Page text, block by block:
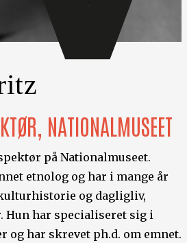
NATIONALMUSEET
på Nationalmuseet.
etnolog og har i mange år
og dagligliv,
Hun har specialiseret sig i
og har skrevet ph.d. om emnet.